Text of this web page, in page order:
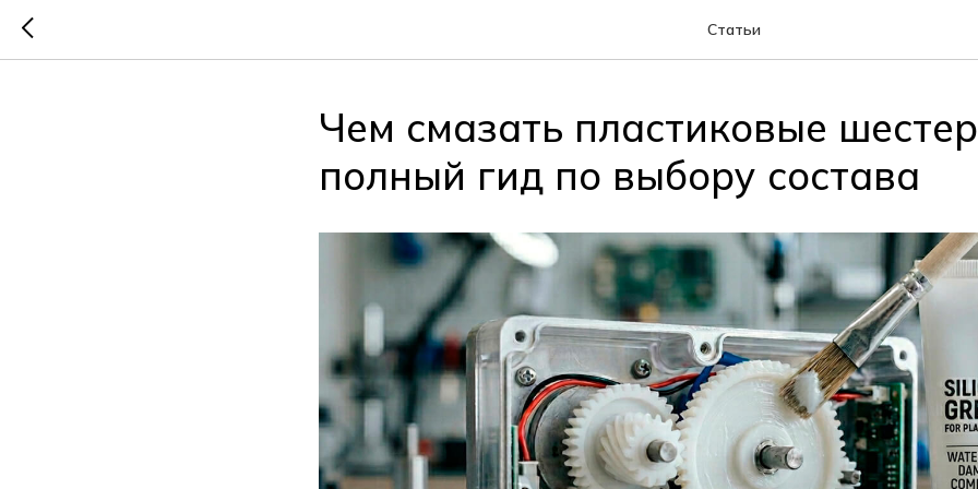
Статьи
Чем смазать пластиковые
полный гид по выбору состава